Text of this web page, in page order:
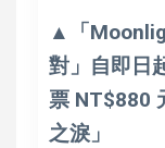
▲「
對」自即日
票 NT$880
之淚」